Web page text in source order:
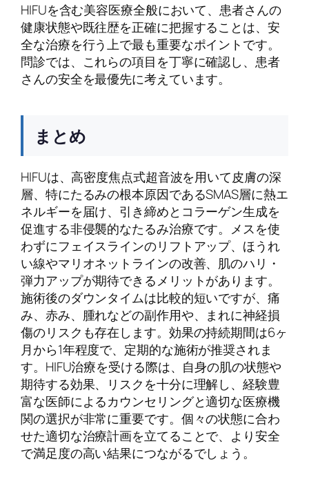
HIFUを含む美容医療全般において、患者さんの
健康状態や既往歴を正確に把握することは、安
全な治療を行う上で最も重要なポイントです。
問診では、これらの項目を丁寧に確認し、患者
さんの安全を最優先に考えています。
まとめ
HIFUは、高密度焦点式超音波を用いて皮膚の深
層、特にたるみの根本原因であるSMAS層に熱エ
ネルギーを届け、引き締めとコラーゲン生成を
促進する非侵襲的なたるみ治療です。メスを使
わずにフェイスラインのリフトアップ、ほうれ
い線やマリオネットラインの改善、肌のハリ・
弾力アップが期待できるメリットがあります。
施術後のダウンタイムは比較的短いですが、痛
み、赤み、腫れなどの副作用や、まれに神経損
傷のリスクも存在します。効果の持続期間は6ヶ
月から1年程度で、定期的な施術が推奨されま
す。HIFU治療を受ける際は、自身の肌の状態や
期待する効果、リスクを十分に理解し、経験豊
富な医師によるカウンセリングと適切な医療機
関の選択が非常に重要です。個々の状態に合わ
せた適切な治療計画を立てることで、より安全
で満足度の高い結果につながるでしょう。